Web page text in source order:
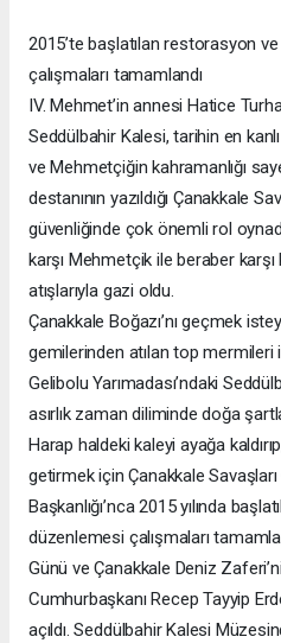
2015’te başlatılan restorasyon
çalışmaları tamamlandı
IV. Mehmet’in annesi Hatice
Seddülbahir Kalesi, tarihin en
ve Mehmetçiğin kahramanlığı
destanının yazıldığı Çanakkale
güvenliğinde çok önemli rol
karşı Mehmetçik ile beraber
atışlarıyla gazi oldu.
Çanakkale Boğazı’nı geçmek
gemilerinden atılan top mermileri
Gelibolu Yarımadası’ndaki
asırlık zaman diliminde doğa
Harap haldeki kaleyi ayağa
getirmek için Çanakkale
Başkanlığı’nca 2015 yılında
düzenlemesi çalışmaları
Günü ve Çanakkale Deniz
Cumhurbaşkanı Recep Tayyip
açıldı. Seddülbahir Kalesi